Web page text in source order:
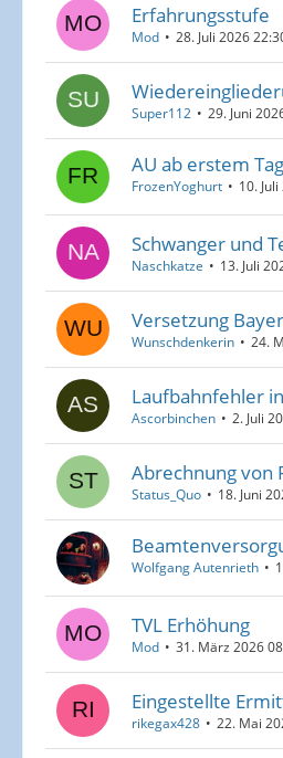
Erfahrungsstufe
Mod 28. Juli 2026
Super112 29. Juni
AU ab erstem
FrozenYoghurt 10.
Schwanger und
Naschkatze 13. Juli
Versetzung
Wunschdenkerin 24.
Laufbahnfehler
Ascorbinchen 2. Juli
Abrechnung von
Status_Quo 18. Juni
Wolfgang Autenrieth
TVL Erhöhung
Mod 31. März 2026
Eingestellte
rikegax428 22. Mai